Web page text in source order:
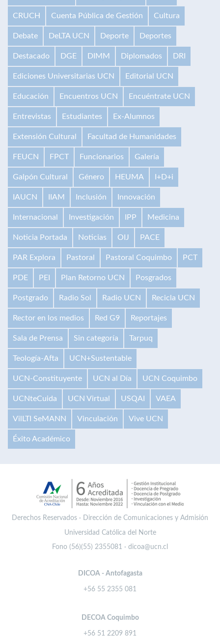
CRUCH Cuenta Pública de Gestión Cultura
Debate DeLTA UCN Deporte Deportes
Destacado DGE DIMM Diplomados DRI
Ediciones Universitarias UCN Editorial UCN
Educación Encuentros UCN Encuéntrate UCN
Entrevistas Estudiantes Ex-Alumnos
Extensión Cultural Facultad de Humanidades
FEUCN FPCT Funcionarios Galería
Galpón Cultural Género HEUMA I+D+i
IAUCN IIAM Inclusión Innovación
Internacional Investigación IPP Medicina
Noticia Portada Noticias OIJ PACE
PAR Explora Pastoral Pastoral Coquimbo PCT
PDE PEI Plan Retorno UCN Posgrados
Postgrado Radio Sol Radio UCN Recicla UCN
Rector en los medios Red G9 Reportajes
Sala de Prensa Sin categoría Tarpuq
Teología-Afta UCN+Sustentable
UCN-Constituyente UCN al Día UCN Coquimbo
UCNteCuida UCN Virtual USQAI VAEA
VilLTI SeMANN Vinculación Vive UCN
Éxito Académico
Derechos Reservados · Dirección de Comunicaciones y Admisión
Universidad Católica del Norte
Fono (56)(55) 2355081 · dicoa@ucn.cl
DICOA - Antofagasta
+56 55 2355 081
DECOA Coquimbo
+56 51 2209 891